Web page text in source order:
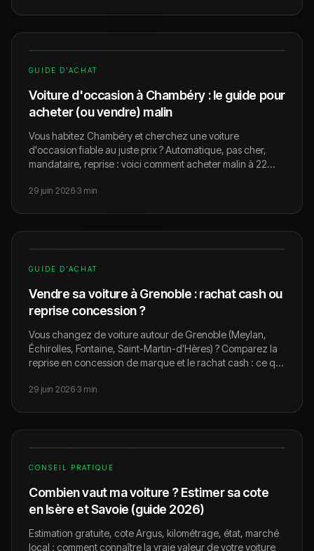
GUIDE D'ACHAT
Voiture d'occasion à Chambéry : le guide pour
acheter (ou vendre) malin
Vous habitez Chambéry et cherchez une voiture
d'occasion fiable au juste prix ? Automatique, pas cher,
mandataire, reprise : voici comment acheter malin à 22
29 juin 2026·3 min
GUIDE D'ACHAT
Vendre sa voiture à Grenoble : rachat cash ou
reprise concession ?
Vous changez de voiture autour de Grenoble (Meylan,
Échirolles, Fontaine, Saint-Martin-d'Hères) ? Comparez la
reprise en concession de marque et le rachat cash : ce qui
29 juin 2026·3 min
CONSEIL PRATIQUE
Combien vaut ma voiture ? Estimer sa cote
en Isère et Savoie (guide 2026)
Estimation gratuite, cote Argus, kilométrage, état, marché
local : comment connaître la vraie valeur de votre voiture